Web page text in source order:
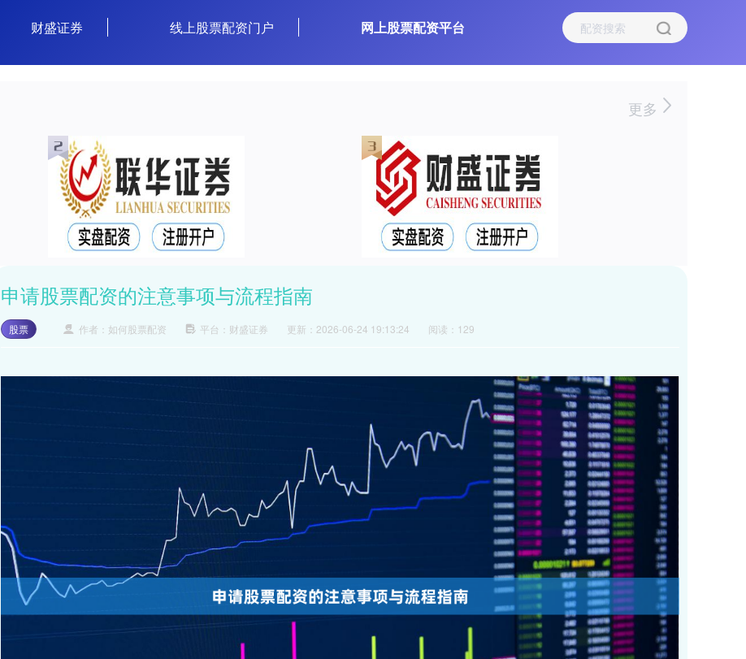
财盛证券 线上股票配资门户 网上股票配资平台
更多
申请股票配资的注意事项与流程指南
股票 作者：如何股票配资 平台：财盛证券 更新：2026-06-24 19:13:24 阅读：129